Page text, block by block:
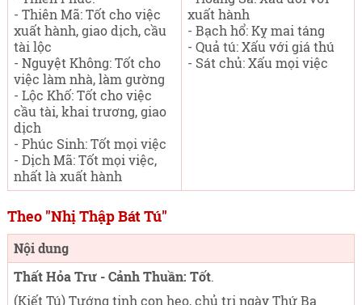
- Thiên Mã: Tốt cho việc
xuất hành, giao dịch, cầu
tài lộc
- Nguyệt Không: Tốt cho
việc làm nhà, làm gường
- Lộc Khố: Tốt cho việc
cầu tài, khai trương, giao
dịch
- Phúc Sinh: Tốt mọi việc
- Dịch Mã: Tốt mọi việc,
nhất là xuất hành
xuất hành
- Bạch hổ: Kỵ mai táng
- Quả tú: Xấu với giá thú
- Sát chủ: Xấu mọi việc
Theo "Nhị Thập Bát Tú"
Nội dung
Thất Hỏa Trư - Cảnh Thuần: Tốt.
(Kiết Tú) Tướng tinh con heo, chủ trị ngày Thứ Ba